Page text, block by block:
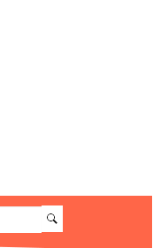
Recherche